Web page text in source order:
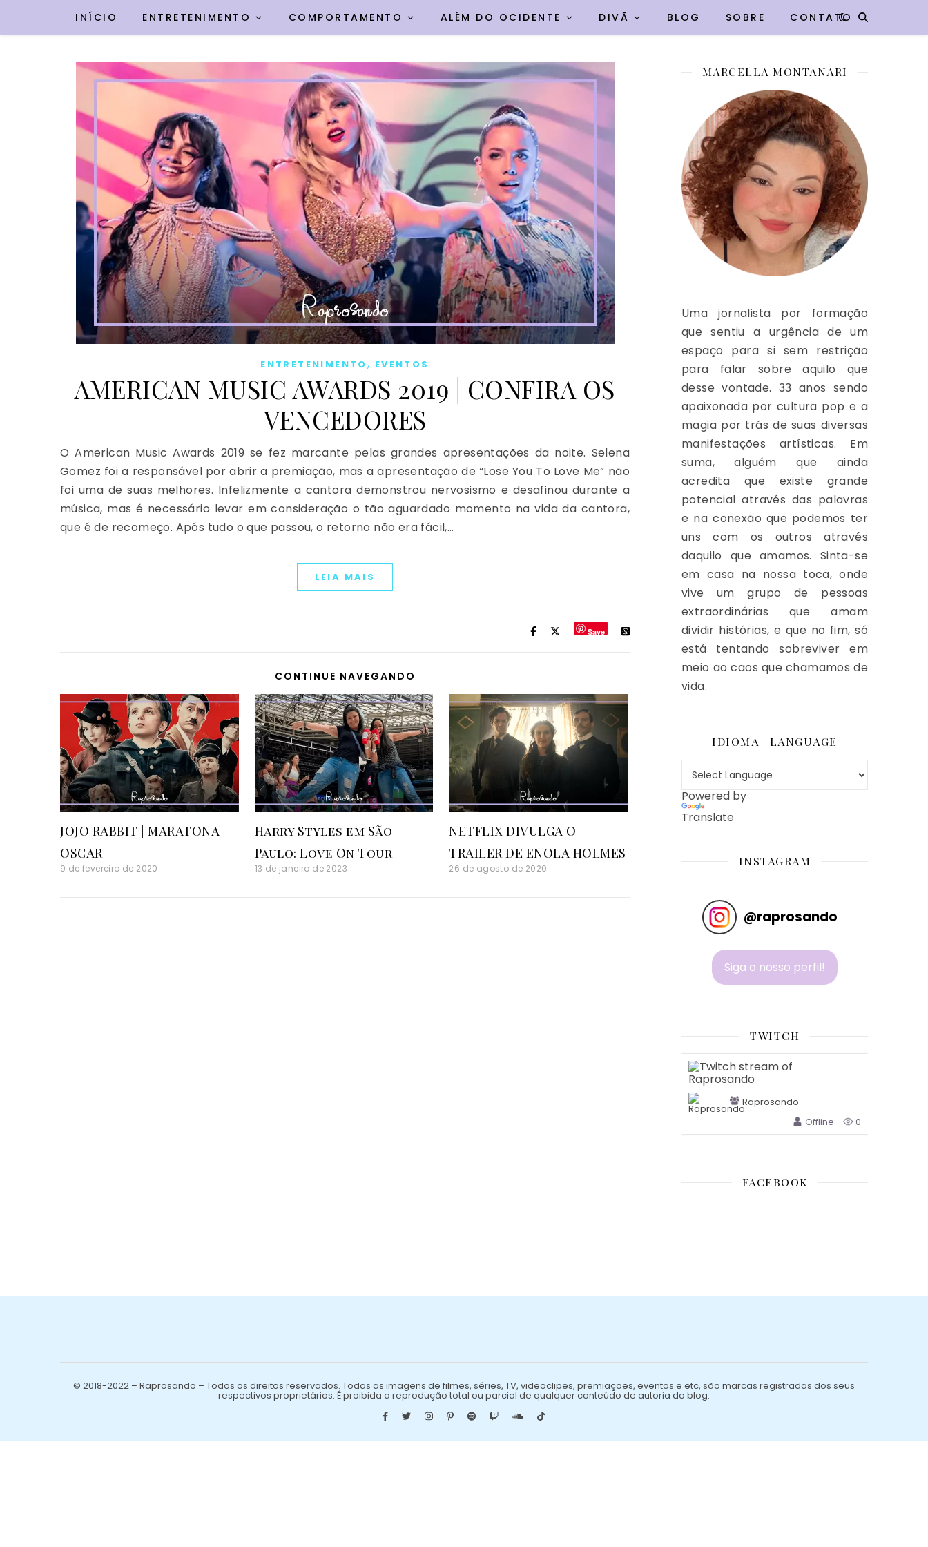
INÍCIO ENTRETENIMENTO COMPORTAMENTO ALÉM DO OCIDENTE DIVÃ BLOG SOBRE CONTATO
ENTRETENIMENTO, EVENTOS
AMERICAN MUSIC AWARDS 2019 | CONFIRA OS
VENCEDORES
O American Music Awards 2019 se fez marcante pelas grandes apresentações da noite. Selena
Gomez foi a responsável por abrir a premiação, mas a apresentação de “Lose You To Love Me” não
foi uma de suas melhores. Infelizmente a cantora demonstrou nervosismo e desafinou durante a
música, mas é necessário levar em consideração o tão aguardado momento na vida da cantora,
que é de recomeço. Após tudo o que passou, o retorno não era fácil,…
LEIA MAIS
Save
CONTINUE NAVEGANDO
JOJO RABBIT | MARATONA
OSCAR
9 de fevereiro de 2020
Harry Styles em São
Paulo: Love On Tour
13 de janeiro de 2023
NETFLIX DIVULGA O
TRAILER DE ENOLA HOLMES
26 de agosto de 2020
MARCELLA MONTANARI
Uma jornalista por formação
que sentiu a urgência de um
espaço para si sem restrição
para falar sobre aquilo que
desse vontade. 33 anos sendo
apaixonada por cultura pop e a
magia por trás de suas diversas
manifestações artísticas. Em
suma, alguém que ainda
acredita que existe grande
potencial através das palavras
e na conexão que podemos ter
uns com os outros através
daquilo que amamos. Sinta-se
em casa na nossa toca, onde
vive um grupo de pessoas
extraordinárias que amam
dividir histórias, e que no fim, só
está tentando sobreviver em
meio ao caos que chamamos de
vida.
IDIOMA | LANGUAGE
Powered by
Translate
INSTAGRAM
@raprosando
Siga o nosso perfil!
TWITCH
Raprosando
Offline
0
FACEBOOK
© 2018-2022 – Raprosando – Todos os direitos reservados. Todas as imagens de filmes, séries, TV, videoclipes, premiações, eventos e etc, são marcas registradas dos seus
respectivos proprietários. É proibida a reprodução total ou parcial de qualquer conteúdo de autoria do blog.